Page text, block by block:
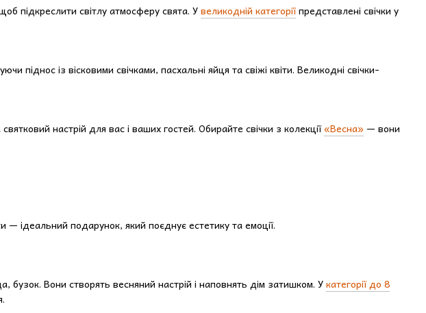
підкреслити світлу атмосферу свята. Увеликодній категоріїпредставлені свічки у
піднос із вісковими свічками, пасхальні яйця та свіжі квіти. Великодні свічки-
настрій для вас і ваших гостей. Обирайте свічки з колекції«Весна» — вони
ідеальний подарунок, який поєднує естетику та емоції.
Вони створять весняний настрій і наповнять дім затишком. Укатегорії до 8